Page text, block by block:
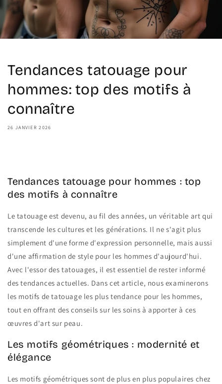
Tendances tatouage pour
hommes: top des motifs à
connaître
26 JANVIER 2026
Tendances tatouage pour hommes : top
des motifs à connaître
Le tatouage est devenu, au fil des années, un véritable art qui
transcende les cultures et les générations. Il ne s'agit plus
simplement d'une forme d'expression personnelle, mais aussi
d'une affirmation de style pour les hommes d'aujourd'hui.
Avec l'essor des tatouages, il est essentiel de rester informé
des tendances actuelles. Dans cet article, nous examinerons
les motifs de tatouage les plus tendance pour les hommes,
tout en offrant des conseils sur les soins à apporter à ces
œuvres d'art sur peau.
Les motifs géométriques : modernité et
élégance
Les motifs géométriques sont de plus en plus populaires chez